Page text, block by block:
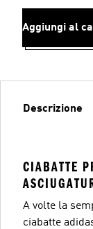
Aggiungi al
Descrizione
CIABATTE
A volte la
ciabatte